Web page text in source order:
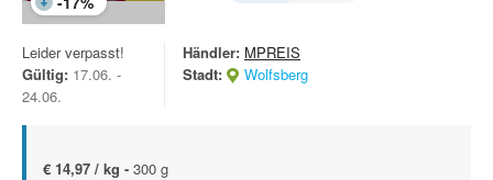
Leider verpasst!
Gültig: 17.06. -
24.06.
Händler: MPREIS
Stadt:
Wolfsberg
€ 14,97 / kg - 300 g